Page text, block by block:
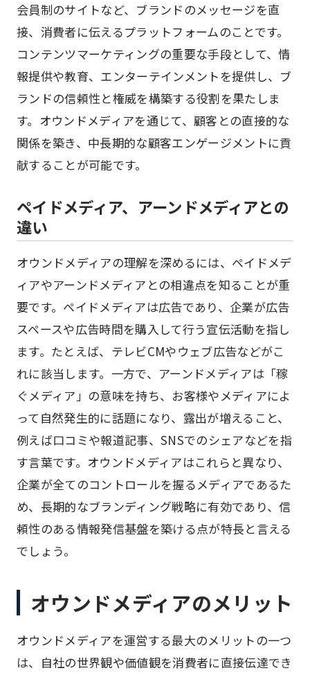
会員制のサイトなど、ブランドのメッセージを直
接、消費者に伝えるプラットフォームのことです。
コンテンツマーケティングの重要な手段として、情
報提供や教育、エンターテインメントを提供し、ブ
ランドの信頼性と権威を構築する役割を果たしま
す。オウンドメディアを通じて、顧客との直接的な
関係を築き、中長期的な顧客エンゲージメントに貢
献することが可能です。
ペイドメディア、アーンドメディアとの
違い
オウンドメディアの理解を深めるには、ペイドメデ
ィアやアーンドメディアとの相違点を知ることが重
要です。ペイドメディアは広告であり、企業が広告
スペースや広告時間を購入して行う宣伝活動を指し
ます。たとえば、テレビCMやウェブ広告などがこ
れに該当します。一方で、アーンドメディアは「稼
ぐメディア」の意味を持ち、お客様やメディアによ
って自然発生的に話題になり、露出が増えること、
例えば口コミや報道記事、SNSでのシェアなどを指
す言葉です。オウンドメディアはこれらと異なり、
企業が全てのコントロールを握るメディアであるた
め、長期的なブランディング戦略に有効であり、信
頼性のある情報発信基盤を築ける点が特長と言える
でしょう。
オウンドメディアのメリット
オウンドメディアを運営する最大のメリットの一つ
は、自社の世界観や価値観を消費者に直接伝達でき